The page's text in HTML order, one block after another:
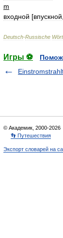
m
входной [впускной
Deutsch-Russische
Игры ⚽
© Академик, 2000-2026
👣 Путешествия
Экспорт словарей на